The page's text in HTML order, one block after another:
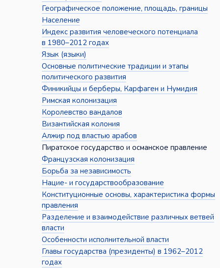
Географическое положение, площадь, границы
Население
Индекс развития человеческого потенциала
в 1980–2012 годах
Язык (языки)
Основные политические традиции и этапы
политического развития
Финикийцы и берберы, Карфаген и Нумидия
Римская колонизация
Королевство вандалов
Византийская колония
Алжир под властью арабов
Пиратское государство и османское правление
Французская колонизация
Борьба за независимость
Нацие- и государствообразование
Конституционные основы, характеристика формы
правления
Разделение и взаимодействие различных ветвей
власти
Особенности исполнительной власти
Главы государства (президенты) в 1962–2012
годах